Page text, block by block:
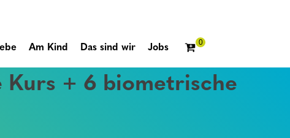
Am Kind Das sind wir Jobs
Kurs + 6 biometrische